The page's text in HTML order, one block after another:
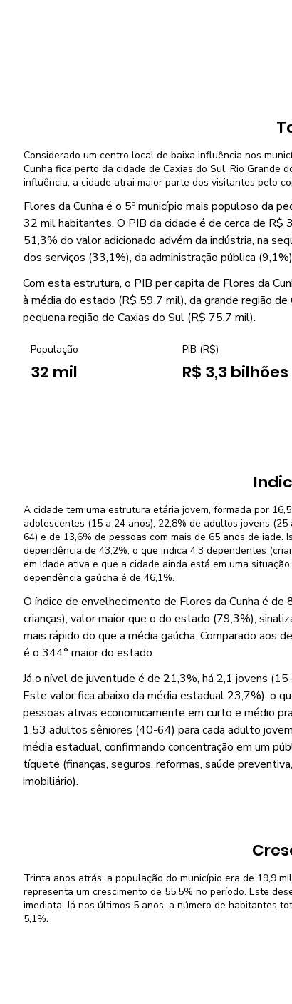
Considerado um centro local de baixa influência nos
Cunha fica perto da cidade de Caxias do Sul, Rio Grande
influência, a cidade atrai maior parte dos visitantes pelo
Flores da Cunha é o 5º município mais populoso da
32 mil habitantes. O PIB da cidade é de cerca de R$
51,3% do valor adicionado advém da indústria, na
dos serviços (33,1%), da administração pública
Com esta estrutura, o PIB per capita de Flores da
à média do estado (R$ 59,7 mil), da grande região
pequena região de Caxias do Sul (R$ 75,7 mil).
População
32 mil
PIB (R$)
R$ 3,3 bilhões
A cidade tem uma estrutura etária jovem, formada por
adolescentes (15 a 24 anos), 22,8% de adultos jovens
64) e de 13,6% de pessoas com mais de 65 anos de iade.
dependência de 43,2%, o que indica 4,3 dependentes
em idade ativa e que a cidade ainda está em uma
dependência gaúcha é de 46,1%.
O índice de envelhecimento de Flores da Cunha é
crianças), valor maior que o do estado (79,3%),
mais rápido do que a média gaúcha. Comparado aos
é o 344° maior do estado.
Já o nível de juventude é de 21,3%, há 2,1 jovens
Este valor fica abaixo da média estadual 23,7%), o
pessoas ativas economicamente em curto e médio
1,53 adultos sêniores (40-64) para cada adulto
média estadual, confirmando concentração em um
tíquete (finanças, seguros, reformas, saúde
imobiliário).
Trinta anos atrás, a população do município era de 19,9
representa um crescimento de 55,5% no período. Este
imediata. Já nos últimos 5 anos, a número de habitantes
5,1%.